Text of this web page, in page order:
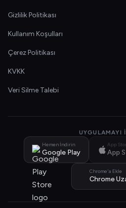
Gizlilik Politikası
Kullanım Koşulları
Çerez Politikası
KVKK
Veri Silme Talebi
UYGULAMAYI
Hemen İndirin
Google Play
App
App
Chrome'a Ekle
Chrome